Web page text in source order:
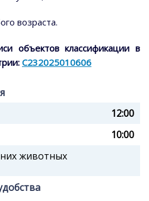
возраста.
объектов классификации в
С232025010606
12:00
10:00
животных